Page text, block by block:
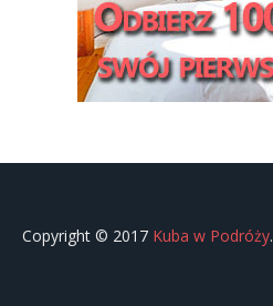
Copyright © 2017 Kuba w Podróży.